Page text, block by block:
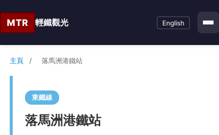
MTR 輕鐵觀光 English
主頁 / 落馬洲港鐵站
東鐵線
落馬洲港鐵站